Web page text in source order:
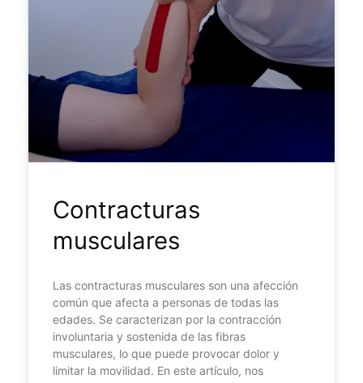
Contracturas
musculares
Las contracturas musculares son una afección
común que afecta a personas de todas las
edades. Se caracterizan por la contracción
involuntaria y sostenida de las fibras
musculares, lo que puede provocar dolor y
limitar la movilidad. En este artículo, nos